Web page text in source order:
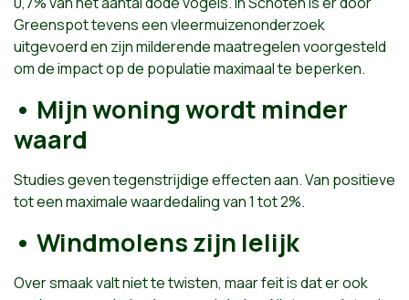
Greenspot tevens een vleermuizenonderzoek
uitgevoerd en zijn milderende maatregelen voorgesteld
om de impact op de populatie maximaal te beperken.
• Mijn woning wordt minder
waard
Studies geven tegenstrijdige effecten aan. Van positieve
tot een maximale waardedaling van 1 tot 2%.
• Windmolens zijn lelijk
Over smaak valt niet te twisten, maar feit is dat er ook